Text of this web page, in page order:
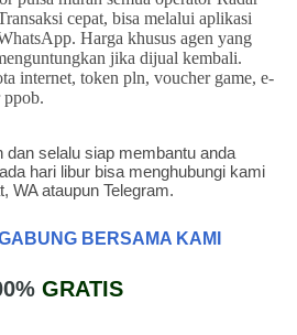
cepat, bisa melalui aplikasi
Harga khusus agen yang
jika dijual kembali.
internet, token pln, voucher game, e-
ppob.
dan selalu siap membantu anda
hari libur bisa menghubungi kami
WA ataupun Telegram.
BERSAMA KAMI
GRATIS